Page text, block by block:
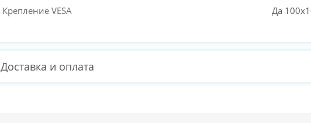
Крепление VESA
Да
Доставка и оплата